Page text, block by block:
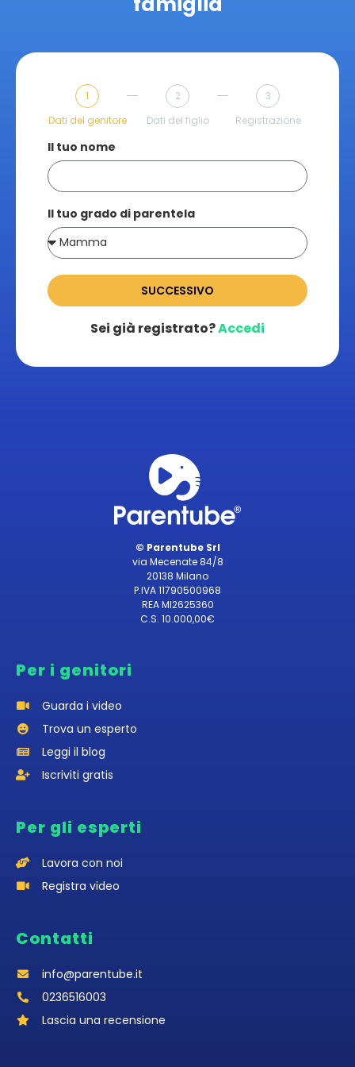
1
Dati del genitore
2
Dati del figlio
3
Registrazione
Il tuo nome
Il tuo grado di parentela
SUCCESSIVO
Sei già registrato?Accedi
© Parentube Srl
via Mecenate 84/8
20138 Milano
P.IVA 11790500968
REA MI2625360
C.S. 10.000,00€
Per i genitori
Guarda i video
Trova un esperto
Leggi il blog
Iscriviti gratis
Per gli esperti
Lavora con noi
Registra video
Contatti
info@parentube.it
0236516003‬
Lascia una recensione